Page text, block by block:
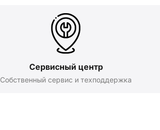
Сервисный центр
Собственный сервис и техподдержка